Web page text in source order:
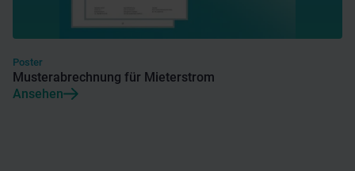
Poster
Musterabrechnung für Mieterstrom
Ansehen